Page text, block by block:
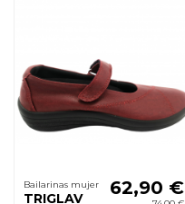
Bailarinas mujer
TRIGLAV
62,90 €